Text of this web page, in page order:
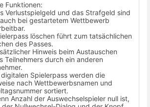
Funktionen:
Verlustspielgeld und das Strafgeld sind
bei gestartetem Wettbewerb
löschen führt zum tatsächlichen
des Passes.
Hinweis beim Austauschen
Teilnehmers durch ein anderen
Spielerpass werden die
nach Wettbewerbsnamen und
sortiert.
Anzahl der Auswechselspieler null ist,